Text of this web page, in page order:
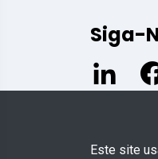
Siga-
Este site